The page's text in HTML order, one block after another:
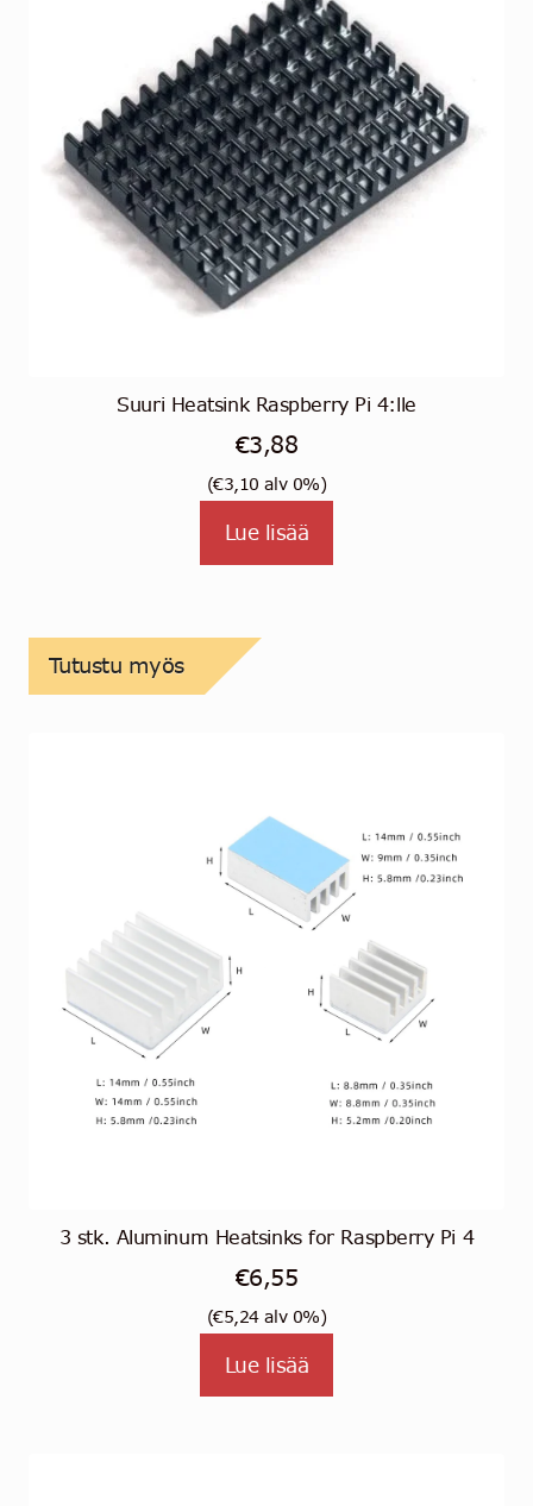
Suuri Heatsink Raspberry Pi 4:lle
€3,88
(€3,10 alv 0%)
Lue lisää
Tutustu myös
3 stk. Aluminum Heatsinks for Raspberry Pi 4
€6,55
(€5,24alv 0%)
Lue lisää